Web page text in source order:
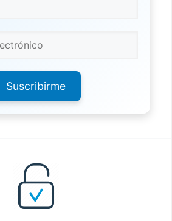
Suscribirme